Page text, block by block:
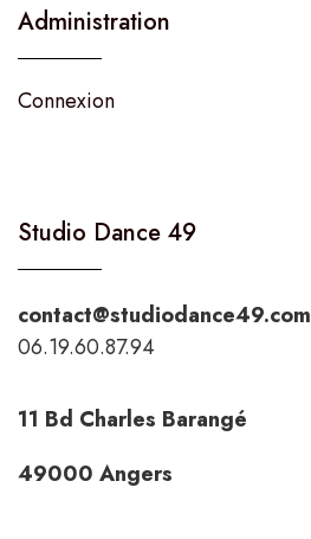
Administration
Connexion
Studio Dance 49
contact@studiodance49.com
06.19.60.87.94
11 Bd Charles Barangé
49000 Angers